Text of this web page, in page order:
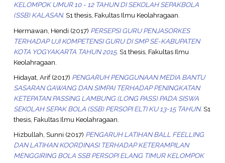
KELOMPOK UMUR 10 - 12 TAHUN DI SEKOLAH SEPAKBOLA
(SSB) KALASAN. S1 thesis, Fakultas Ilmu Keolahragaan.
Hermawan, Hendi (2017) PERSEPSI GURU PENJASORKES
TERHADAP UJI KOMPETENSI GURU DI SMP SE-KABUPATEN
KOTA YOGYAKARTA TAHUN 2015. S1 thesis, Fakultas Ilmu
Keolahragaan.
Hidayat, Arif(2017) PENGARUH PENGGUNAAN MEDIA BANTU
SASARAN GAWANG DAN SIMPAI TERHADAP PENINGKATAN
KETEPATAN PASSING LAMBUNG (LONG PASS) PADA SISWA
SEKOLAH SEPAK BOLA (SSB) PERSOPI ELTI KU 13-15 TAHUN. S1
thesis, Fakultas Ilmu Keolahragaan.
Hizbullah, Sunni (2017) PENGARUH LATIHAN BALL FEELLING
DAN LATIHAN KOORDINASI TERHADAP KETERAMPILAN
MENGGIRING BOLA SSB PERSOPI ELANG TIMUR KELOMPOK